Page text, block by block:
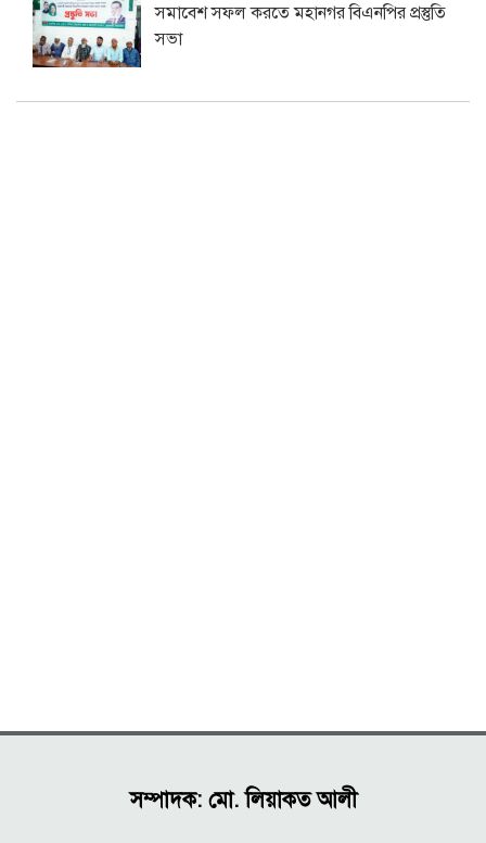
সমাবেশ সফল করতে মহানগর বিএনপির প্রস্তুতি
সভা
সম্পাদক: মো. লিয়াকত আলী